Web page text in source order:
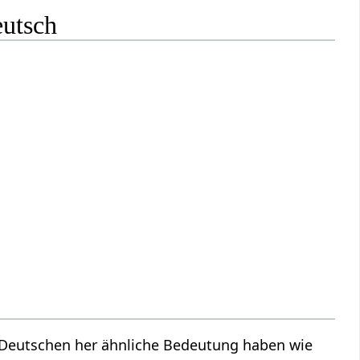
her ähnliche Bedeutung haben wie